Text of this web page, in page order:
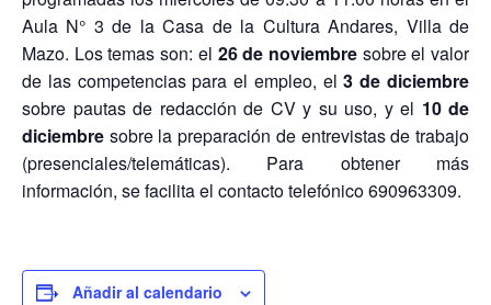
Aula N° 3 de la Casa de la Cultura Andares, Villa de
Mazo. Los temas son: el 26 de noviembresobre el valor
de las competencias para el empleo, el3 de diciembre
sobre pautas de redacción de CV y su uso, y el 10 de
diciembre sobre la preparación de entrevistas de trabajo
(presenciales/telemáticas). Para obtener más
información, se facilita el contacto telefónico 690963309.
Añadir al calendario